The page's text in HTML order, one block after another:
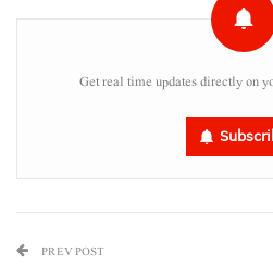
Get real time updates directly on
PREV POST